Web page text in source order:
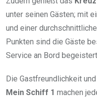
unter seinen Gästen; mit
und einer
Punkten sind die Gäste
Service an Bord
Die Gastfreundlichkeit
Mein Schiff 1 machen